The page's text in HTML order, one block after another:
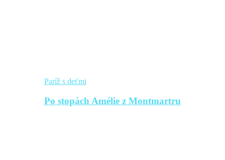
Paríž s deťmi
Po stopách Amélie z Montmartru